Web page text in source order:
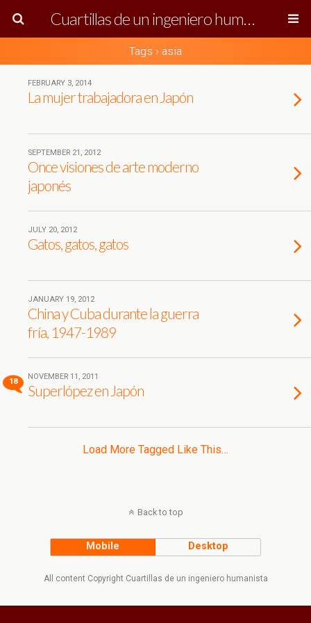
Cuartillas de un ingeniero humanista
Tags › asia
FEBRUARY 3, 2014
La mujer trabajadora en Japón
SEPTEMBER 21, 2012
Once visiones de arte moderno
japonés
JULY 20, 2012
Gatos, gatos, gatos
JANUARY 19, 2012
China y Cuba durante la guerra
fría, 1947-1989
18
NOVEMBER 11, 2011
Superlópez en Japón
Load More Tagged Like This…
Back to top
Mobile Desktop
All content Copyright Cuartillas de un ingeniero humanista